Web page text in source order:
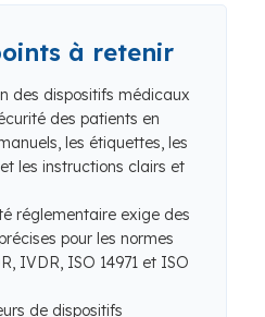
à retenir
des dispositifs médicaux
des patients en
les étiquettes, les
les instructions clairs et
réglementaire exige des
pour les normes
IVDR, ISO 14971 et ISO
de dispositifs